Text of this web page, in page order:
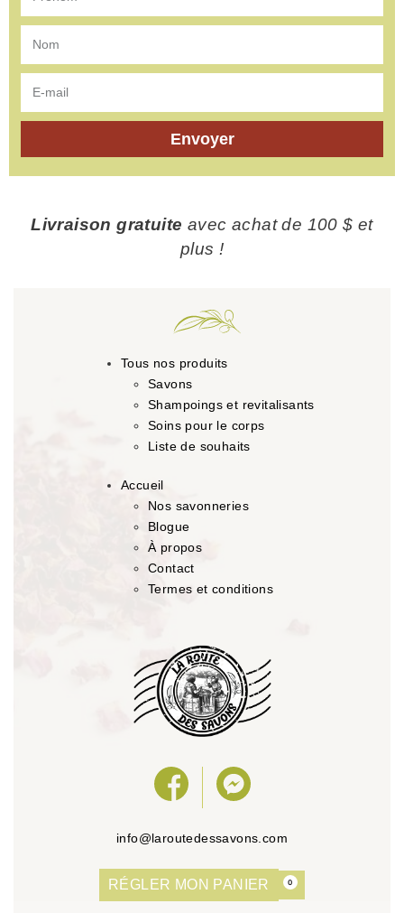
Envoyer
Livraison gratuite avec achat de 100 $ et
plus !
Tous nos produits
Savons
Shampoings et revitalisants
Soins pour le corps
Liste de souhaits
Accueil
Nos savonneries
Blogue
À propos
Contact
Termes et conditions
info@laroutedessavons.com
RÉGLER MON PANIER 0